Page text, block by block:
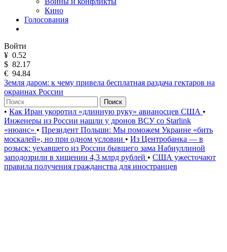
Кино
Голосования
Войти
¥ 0.52
$ 82.17
€ 94.84
Земля даром: к чему привела бесплатная раздача гектаров на
окраинах России
Поиск
• Как Иран укоротил «длинную руку» авианосцев США •
Инженеры из России нашли у дронов ВСУ со Starlink
«нюанс» • Президент Польши: Мы поможем Украине «бить
москалей», но при одном условии • Из Центробанка — в
розыск: уехавшего из России бывшего зама Набиуллиной
заподозрили в хищении 4,3 млрд рублей • США ужесточают
правила получения гражданства для иностранцев